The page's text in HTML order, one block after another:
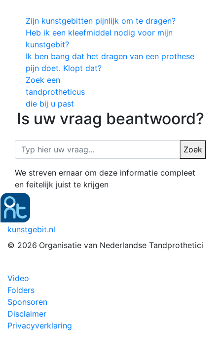
Zijn kunstgebitten pijnlijk om te dragen?
Heb ik een kleefmiddel nodig voor mijn
kunstgebit?
Ik ben bang dat het dragen van een prothese
pijn doet. Klopt dat?
Zoek een
tandprotheticus
die bij u past
Is uw vraag beantwoord?
Zoek
We streven ernaar om deze informatie compleet
en feitelijk juist te krijgen
kunstgebit.nl
© 2026 Organisatie van Nederlandse Tandprothetici
Video
Folders
Sponsoren
Disclaimer
Privacyverklaring